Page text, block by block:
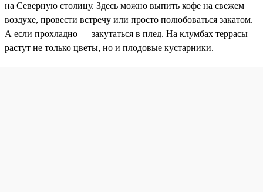
на Северную столицу. Здесь можно выпить кофе на свежем
воздухе, провести встречу или просто полюбоваться закатом.
А если прохладно — закутаться в плед. На клумбах террасы
растут не только цветы, но и плодовые кустарники.